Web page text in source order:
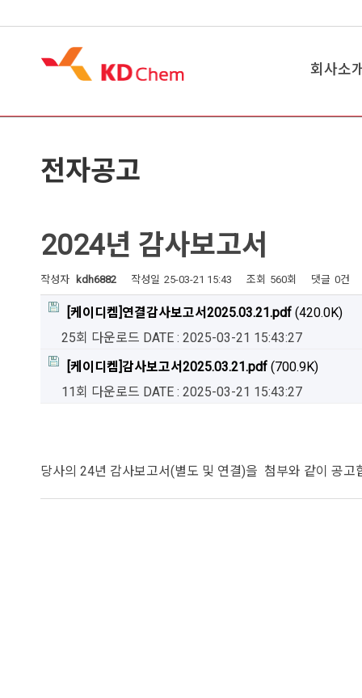
회사소
연혁
관계사
찾아오시
전자공고
2024년 감사보고서
작성자 kdh6882 작성일 25-03-21 15:43 조회 560회 댓글 0건
[케이디켐]연결감사보고서2025.03.21.pdf (420.0K)
25회 다운로드 DATE : 2025-03-21 15:43:27
[케이디켐]감사보고서2025.03.21.pdf (700.9K)
11회 다운로드 DATE : 2025-03-21 15:43:27
당사의 24년 감사보고서(별도 및 연결)을 첨부와 같이 공고